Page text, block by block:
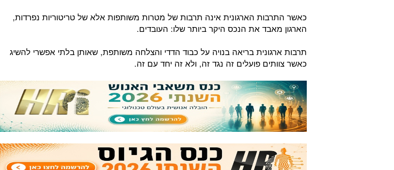
כאשר התרבות הארגונית אינה תרבות של מטרות משותפות אלא של טריטוריות נפרדות,
הארגון מאבד את הנכס היקר ביותר שלו: העובדים.
תרבות ארגונית בריאה בנויה על כבוד הדדי והצלחה משותפת, שאותן בלתי אפשרי להשיג
כאשר צוותים פועלים זה נגד זה, ולא זה יחד עם זה.